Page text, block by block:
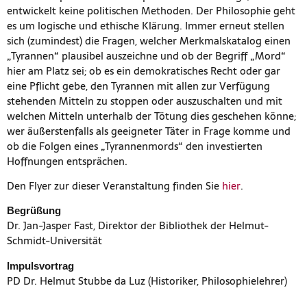
entwickelt keine politischen Methoden. Der Philosophie geht
es um logische und ethische Klärung. Immer erneut stellen
sich (zumindest) die Fragen, welcher Merkmalskatalog einen
„Tyrannen“ plausibel auszeichne und ob der Begriff „Mord“
hier am Platz sei; ob es ein demokratisches Recht oder gar
eine Pflicht gebe, den Tyrannen mit allen zur Verfügung
stehenden Mitteln zu stoppen oder auszuschalten und mit
welchen Mitteln unterhalb der Tötung dies geschehen könne;
wer äußerstenfalls als geeigneter Täter in Frage komme und
ob die Folgen eines „Tyrannenmords“ den investierten
Hoffnungen entsprächen.
Den Flyer zur dieser Veranstaltung finden Sie hier.
Begrüßung
Dr. Jan-Jasper Fast, Direktor der Bibliothek der Helmut-
Schmidt-Universität
Impulsvortrag
PD Dr. Helmut Stubbe da Luz (Historiker, Philosophielehrer)